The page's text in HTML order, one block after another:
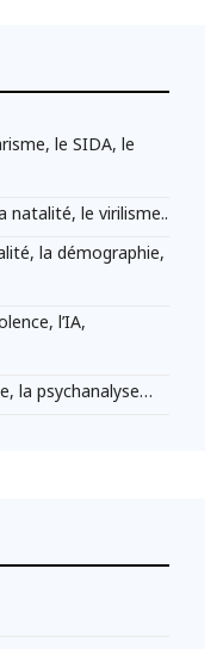
le SIDA, le
natalité, le virilisme..
la démographie,
l’IA,
la psychanalyse…